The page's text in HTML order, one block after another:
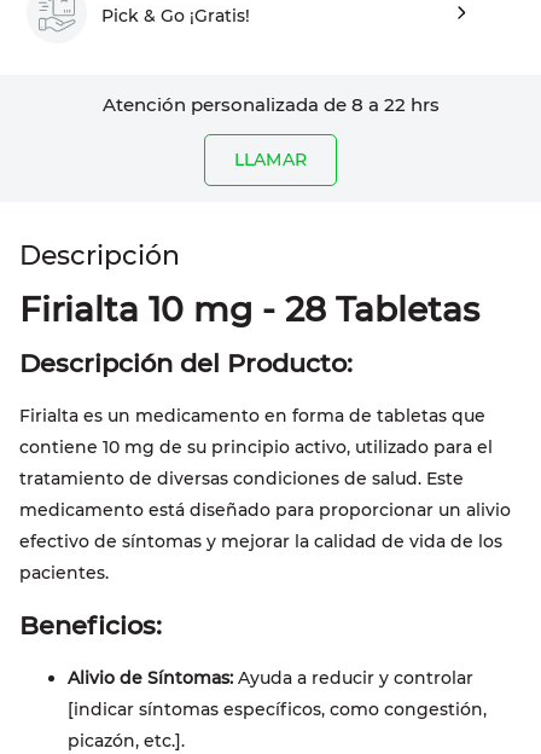
Pick & Go ¡Gratis!
Atención personalizada de 8 a 22 hrs
LLAMAR
Firialta 10 mg - 28 Tabletas
Descripción del Producto:
Firialta es un medicamento en forma de tabletas que
contiene 10 mg de su principio activo, utilizado para el
tratamiento de diversas condiciones de salud. Este
medicamento está diseñado para proporcionar un alivio
efectivo de síntomas y mejorar la calidad de vida de los
pacientes.
Beneficios:
Alivio de Síntomas: Ayuda a reducir y controlar
[indicar síntomas específicos, como congestión,
picazón, etc.].